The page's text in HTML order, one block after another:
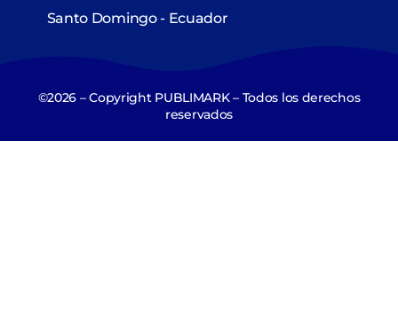
Santo Domingo - Ecuador
©2026 – Copyright PUBLIMARK – Todos los derechos
reservados